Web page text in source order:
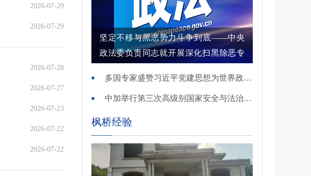
2026-07-29
2026-07-29
2026-07-28
2026-07-27
2026-07-23
2026-07-22
2026-07-22
坚定不移与黑恶势力斗争到底——中央
政法委负责同志就开展深化扫黑除恶专
多国专家盛赞习近平党建思想为世界政党建设提供重要启迪
中加举行第三次高级别国家安全与法治对话
枫桥经验